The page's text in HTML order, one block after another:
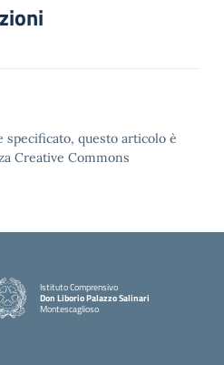
specificato, questo articolo è
Creative Commons
Istituto Comprensivo
Don Liborio Palazzo Salinari
Montescaglioso